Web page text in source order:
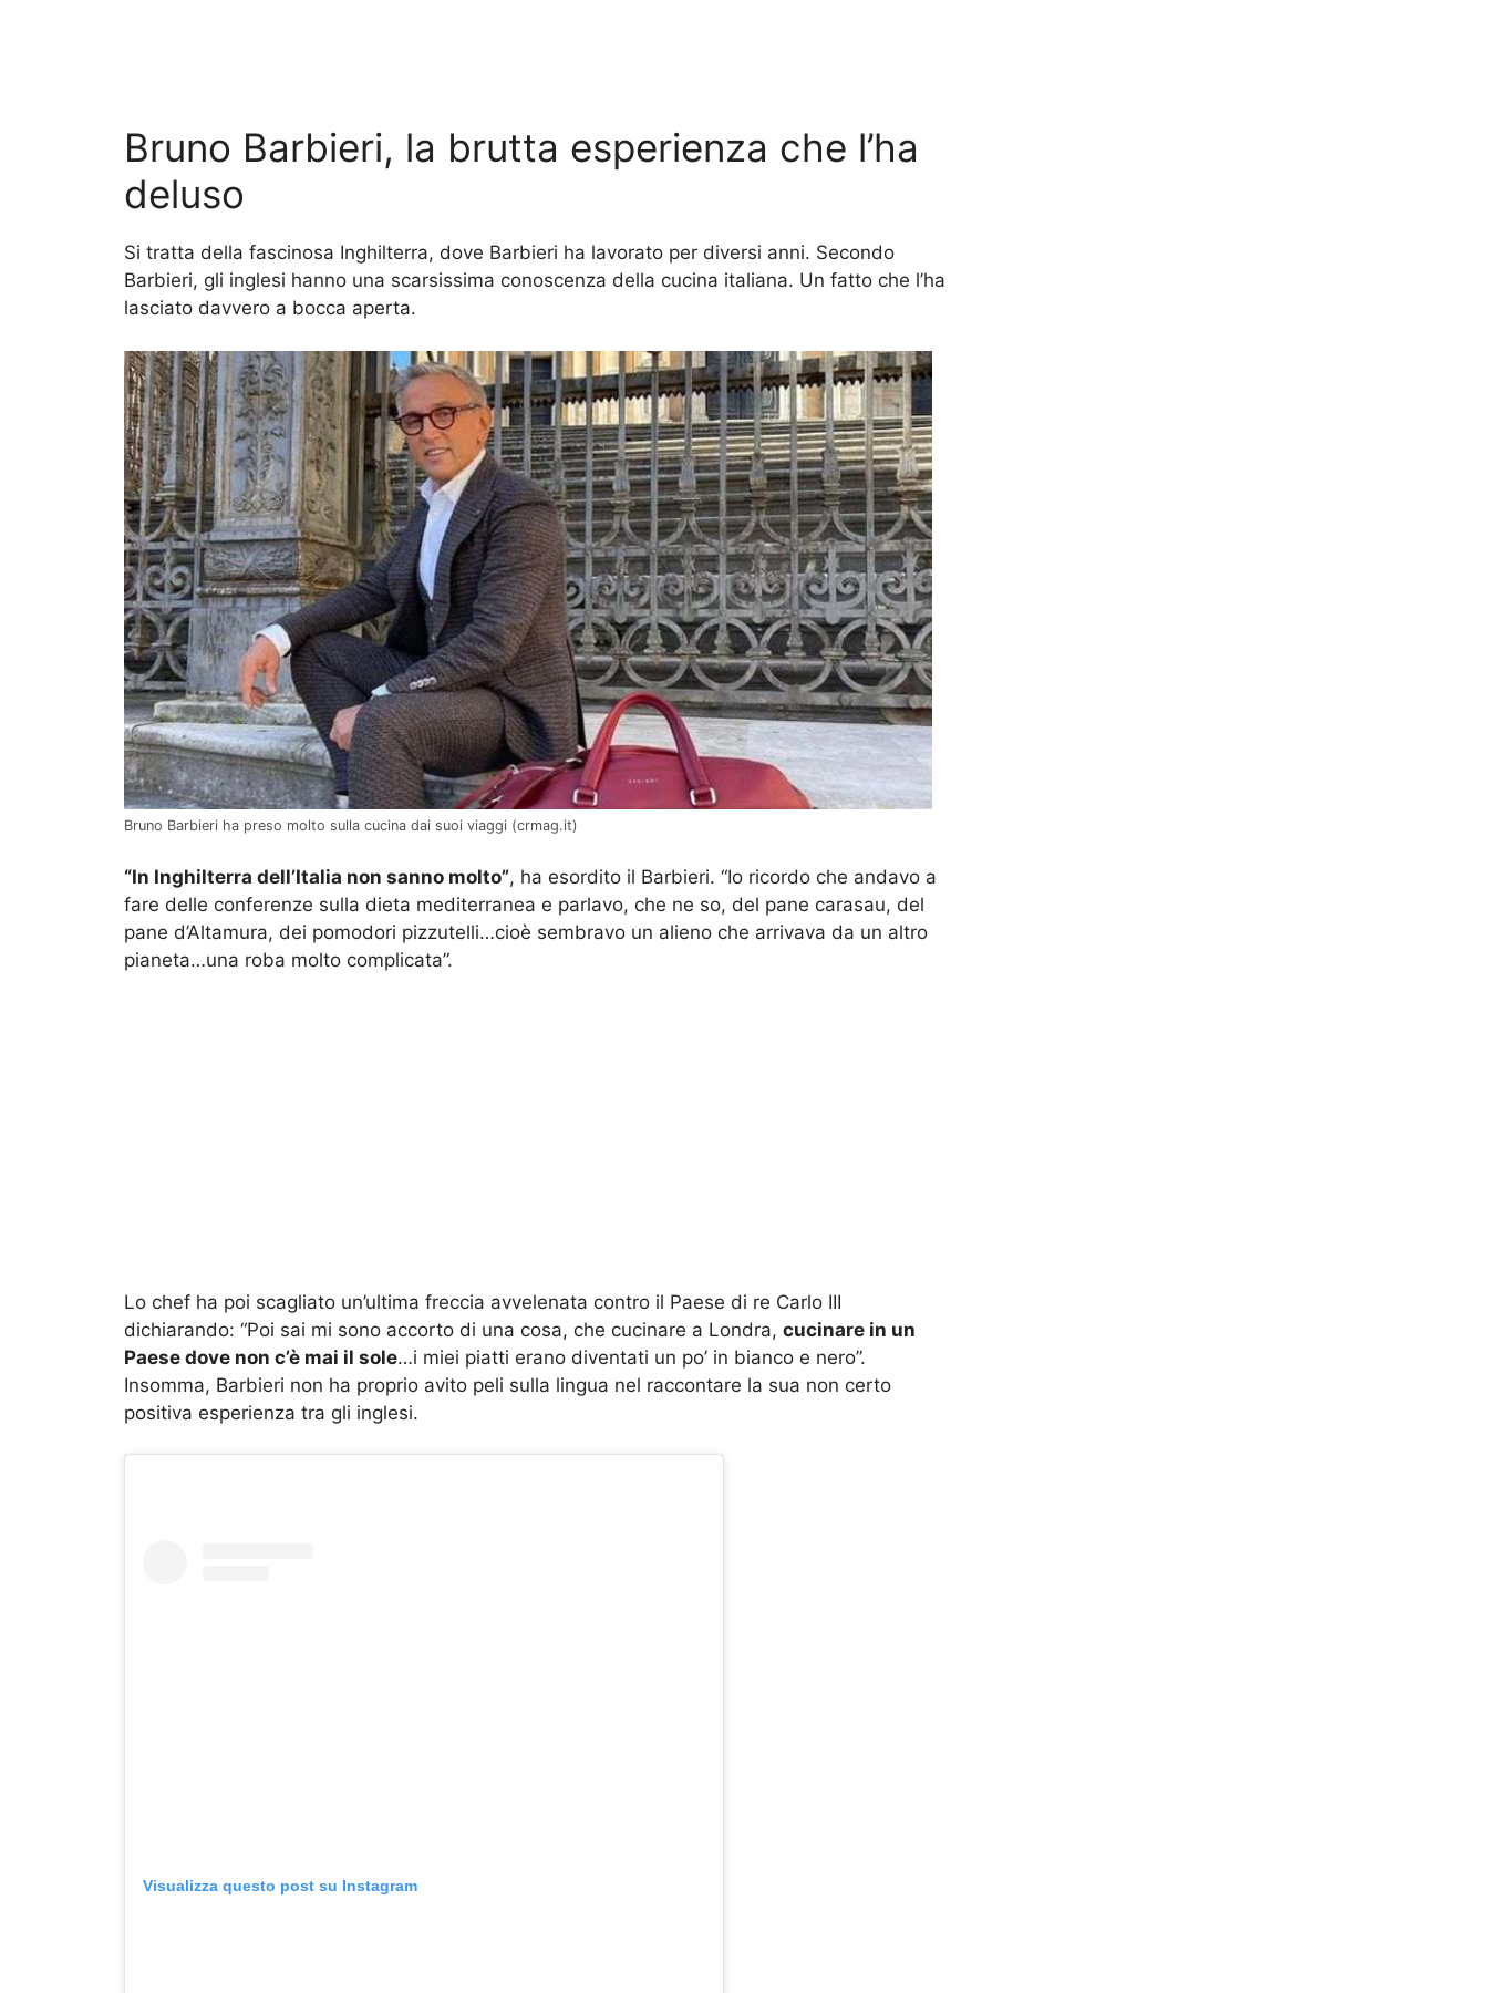
Bruno Barbieri, la brutta esperienza che l’ha
deluso
Si tratta della fascinosa Inghilterra, dove Barbieri ha lavorato per diversi anni. Secondo
Barbieri, gli inglesi hanno una scarsissima conoscenza della cucina italiana. Un fatto che l’ha
lasciato davvero a bocca aperta.
Bruno Barbieri ha preso molto sulla cucina dai suoi viaggi (crmag.it)
“In Inghilterra dell’Italia non sanno molto”, ha esordito il Barbieri. “Io ricordo che andavo a
fare delle conferenze sulla dieta mediterranea e parlavo, che ne so, del pane carasau, del
pane d’Altamura, dei pomodori pizzutelli…cioè sembravo un alieno che arrivava da un altro
pianeta…una roba molto complicata”.
Lo chef ha poi scagliato un’ultima freccia avvelenata contro il Paese di re Carlo III
dichiarando: “Poi sai mi sono accorto di una cosa, che cucinare a Londra, cucinare in un
Paese dove non c’è mai il sole…i miei piatti erano diventati un po’ in bianco e nero”.
Insomma, Barbieri non ha proprio avito peli sulla lingua nel raccontare la sua non certo
positiva esperienza tra gli inglesi.
Visualizza questo post su Instagram